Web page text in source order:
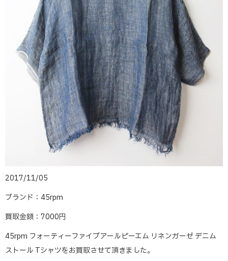
2017/11/05
ブランド：45rpm
買取金額：7000円
45rpm フォーティーファイブアールピーエム リネンガーゼ デニム
ストール Tシャツをお買取させて頂きました。